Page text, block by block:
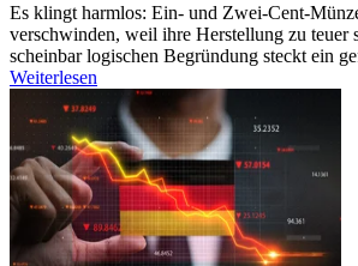
Es klingt harmlos: Ein- und Zwei-Cent-
verschwinden, weil ihre Herstellung zu teuer
scheinbar logischen Begründung steckt ein
Weiterlesen